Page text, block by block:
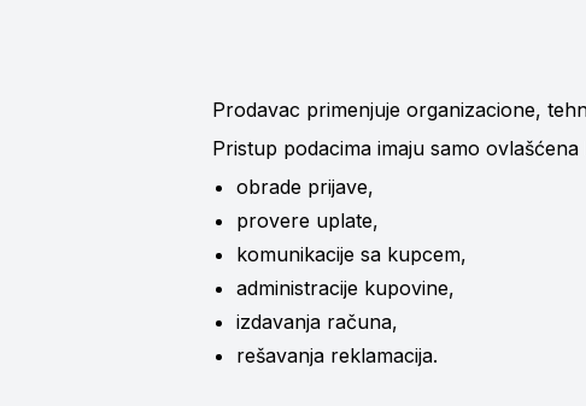
Prodavac primenjuje organizacione,
Pristup podacima imaju samo ovlašćena
obrade prijave,
provere uplate,
komunikacije sa kupcem,
administracije kupovine,
izdavanja računa,
rešavanja reklamacija.